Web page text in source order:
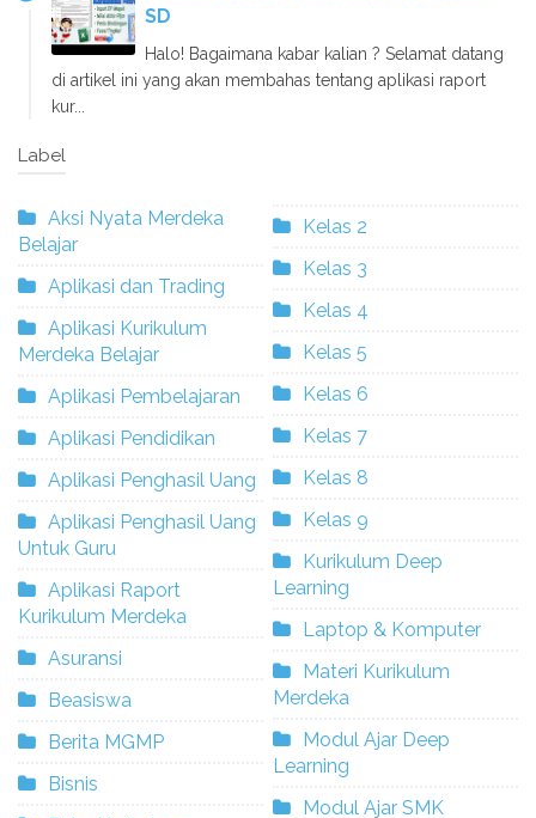
SD
Halo! Bagaimana kabar kalian ? Selamat datang
di artikel ini yang akan membahas tentang aplikasi raport
kur...
Label
Aksi Nyata Merdeka
Belajar
Aplikasi dan Trading
Aplikasi Kurikulum
Merdeka Belajar
Aplikasi Pembelajaran
Aplikasi Pendidikan
Aplikasi Penghasil Uang
Aplikasi Penghasil Uang
Untuk Guru
Aplikasi Raport
Kurikulum Merdeka
Asuransi
Beasiswa
Berita MGMP
Bisnis
Kelas 2
Kelas 3
Kelas 4
Kelas 5
Kelas 6
Kelas 7
Kelas 8
Kelas 9
Kurikulum Deep
Learning
Laptop & Komputer
Materi Kurikulum
Merdeka
Modul Ajar Deep
Learning
Modul Ajar SMK